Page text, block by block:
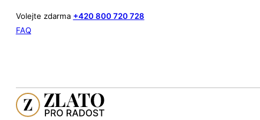
Volejte zdarma +420 800 720 728
FAQ